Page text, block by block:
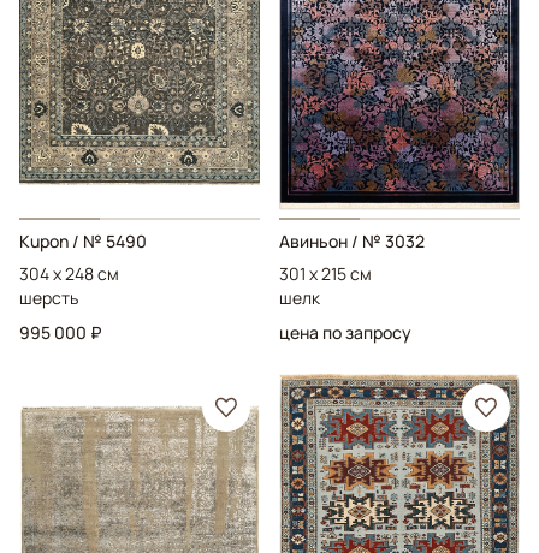
Kupon / № 5490
304 x 248 см
шерсть
995 000 ₽
Авиньон / № 3032
301 x 215 см
шелк
цена по запросу